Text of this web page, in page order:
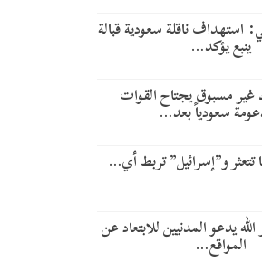
استهداف ناقلة سعودية قبالة
ينبع يؤكد…
غير مسبوق يجتاح القوات
سعودياً بعد…
و”إسرائيل” تربط أي…
يدعو المدنيين للابتعاد عن
المواقع…